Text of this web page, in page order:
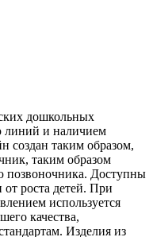
дошкольных
линий и наличием
создан таким образом,
таким образом
позвоночника. Доступны
от роста детей. При
используется
качества,
Изделия из